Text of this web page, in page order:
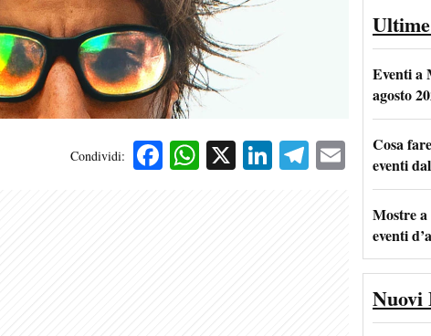
Condividi: Facebook
WhatsApp
X LinkedIn
Telegram
Email
Eventi a
agosto
Cosa
eventi
Mostre
eventi
Nuovi